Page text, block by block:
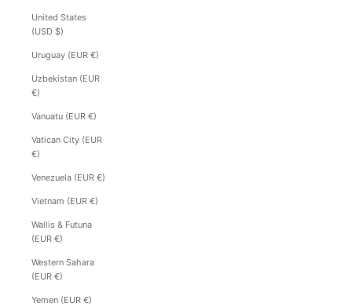
United States
(USD $)
Uruguay (EUR €)
Uzbekistan (EUR
€)
Vanuatu (EUR €)
Vatican City (EUR
€)
Venezuela (EUR €)
Vietnam (EUR €)
Wallis & Futuna
(EUR €)
Western Sahara
(EUR €)
Yemen (EUR €)